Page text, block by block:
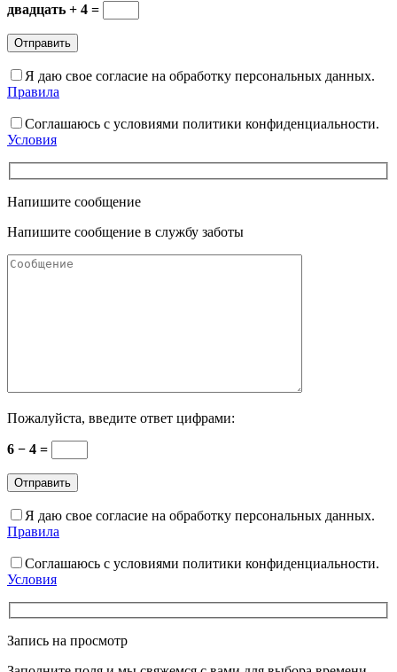
двадцать + 4 =
Я даю свое согласие на обработку персональных данных.
Правила
Соглашаюсь с условиями политики конфиденциальности.
Условия
Напишите сообщение
Напишите сообщение в службу заботы
Пожалуйста, введите ответ цифрами:
6 − 4 =
Я даю свое согласие на обработку персональных данных.
Правила
Соглашаюсь с условиями политики конфиденциальности.
Условия
Запись на просмотр